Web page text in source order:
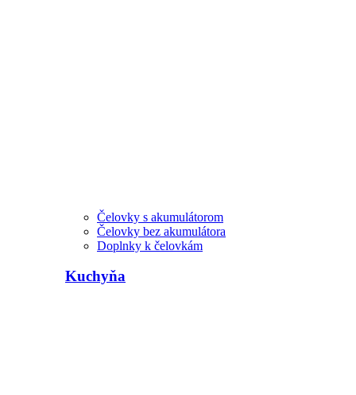
Čelovky s akumulátorom
Čelovky bez akumulátora
Doplnky k čelovkám
Kuchyňa